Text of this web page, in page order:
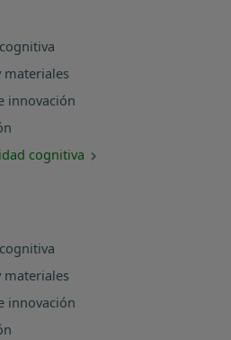
materiales
innovación
cognitiva
materiales
innovación